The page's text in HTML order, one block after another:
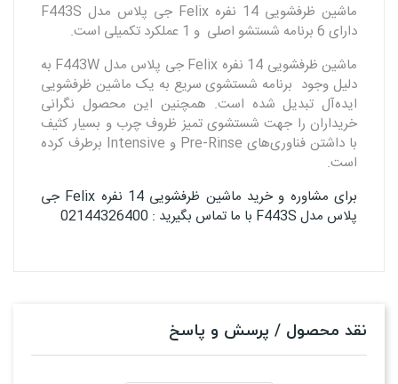
ماشین ظرفشویی 14 نفره Felix جی پلاس مدل F443S
دارای 6 برنامه شستشو اصلی و 1 عملکرد تکمیلی است.
ماشین ظرفشویی 14 نفره Felix جی پلاس مدل F443W به
دلیل وجود برنامه شستشوی سریع به یک ماشین ظرفشویی
ایده‌آل تبدیل شده است. همچنین این محصول نگرانی
خریداران را جهت شستشوی تمیز ظروف چرب و بسیار کثیف
با داشتن فناوری‌های Pre-Rinse و Intensive برطرف کرده
است.
برای مشاوره و خرید ماشین ظرفشویی 14 نفره Felix جی
پلاس مدل F443S با ما تماس بگیرید : 02144326400
نقد محصول / پرسش و پاسخ